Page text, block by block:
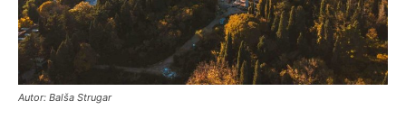
Autor: Balša Strugar